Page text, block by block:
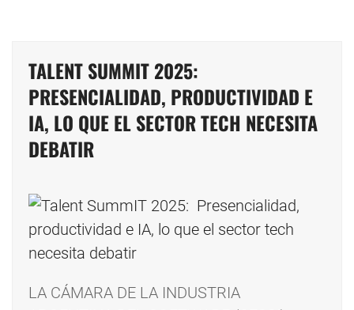
TALENT SUMMIT 2025:
PRESENCIALIDAD, PRODUCTIVIDAD E
IA, LO QUE EL SECTOR TECH NECESITA
DEBATIR
LA CÁMARA DE LA INDUSTRIA